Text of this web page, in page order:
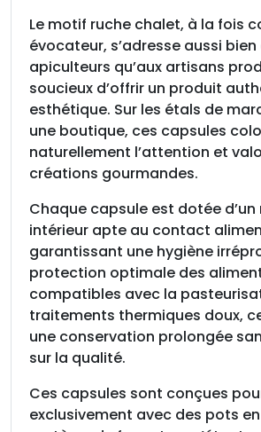
Le motif ruche chalet, à la fois
évocateur, s’adresse aussi bien
apiculteurs qu’aux artisans
soucieux d’offrir un produit
esthétique. Sur les étals de
une boutique, ces capsules
naturellement l’attention et
créations gourmandes.
Chaque capsule est dotée
intérieur apte au contact
garantissant une hygiène
protection optimale des
compatibles avec la
traitements thermiques doux,
une conservation prolongée
sur la qualité.
Ces capsules sont conçues
exclusivement avec des pots